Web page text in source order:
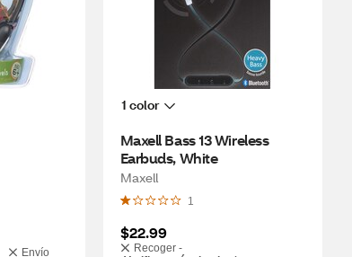
Envío
1 color
Maxell Bass 13 Wireless
Earbuds, White
Maxell
1
$22.99
Recoger -